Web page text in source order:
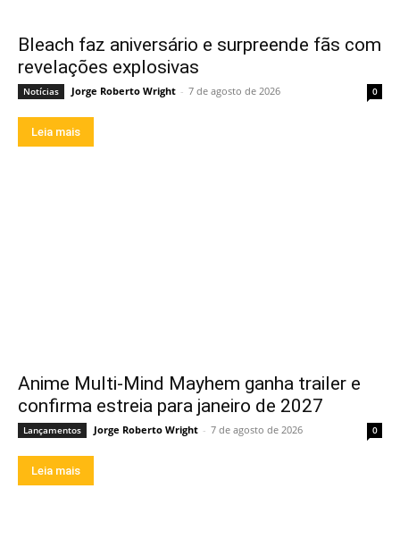
Bleach faz aniversário e surpreende fãs com
revelações explosivas
Notícias Jorge Roberto Wright - 7 de agosto de 2026 0
Leia mais
Anime Multi-Mind Mayhem ganha trailer e
confirma estreia para janeiro de 2027
Lançamentos Jorge Roberto Wright - 7 de agosto de 2026 0
Leia mais